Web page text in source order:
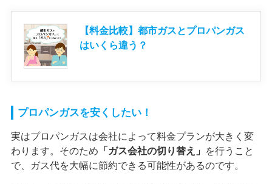
【料金比較】都市ガスとプロパンガス
はいくら違う？
プロパンガスを安くしたい！
実はプロパンガスは会社によって料金プランが大きく変
わります。そのため 「ガス会社の切り替え」
を行うこと
で、ガス代を大幅に節約できる可能性があるのです。